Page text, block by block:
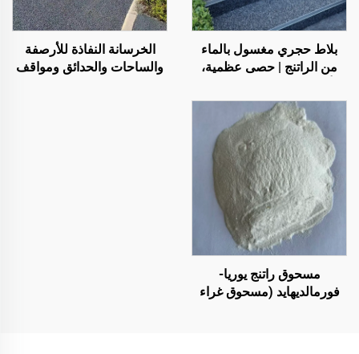
بلاط حجري مغسول بالماء
من الراتنج | حصى عظمية،
حجرية للتطبيقات التجارية
والسكنية
الخرسانة النفاذة للأرصفة
والساحات والحدائق ومواقف
مسحوق راتنج يوريا-
فورمالديهايد (مسحوق غراء